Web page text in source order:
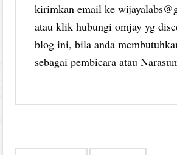
kirimkan email ke
atau klik hubungi omjay yg
blog ini, bila anda
sebagai pembicara atau